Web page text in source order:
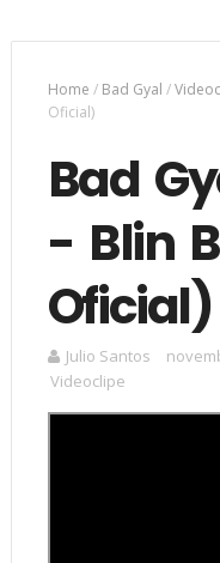
Home / Bad Gyal /
Oficial)
Bad
- Blin
Oficial)
Julio Santos
Videoclipe